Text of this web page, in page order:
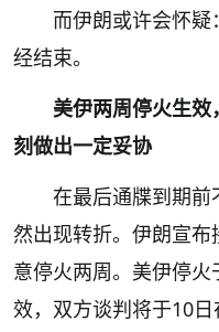
而伊朗或许会怀
经结束。
美伊两周停火生
刻做出一定妥协
在最后通牒到期
然出现转折。伊朗宣
意停火两周。美伊停
效，双方谈判将于10